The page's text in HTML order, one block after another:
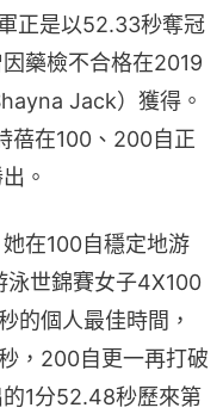
正是以52.33秒奪冠
藥檢不合格在2019
Jack）獲得。
蓓在100、200自正
。
在100自穩定地游
泳世錦賽女子4X100
的個人最佳時間，
，200自更一再打破
1分52.48秒歷來第